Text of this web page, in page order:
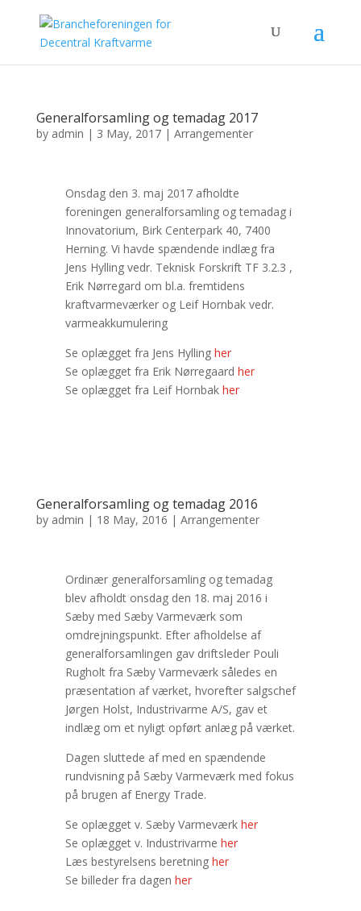
Generalforsamling og temadag 2017
by admin | 3 May, 2017| Arrangementer
Onsdag den 3. maj 2017 afholdte
foreningen generalforsamling og temadag i
Innovatorium, Birk Centerpark 40, 7400
Herning. Vi havde spændende indlæg fra
Jens Hylling vedr. Teknisk Forskrift TF 3.2.3 ,
Erik Nørregard om bl.a. fremtidens
kraftvarmeværker og Leif Hornbak vedr.
varmeakkumulering
Se oplægget fra Jens Hylling her
Se oplægget fra Erik Nørregaard her
Se oplægget fra Leif Hornbak her
Generalforsamling og temadag 2016
by admin | 18 May, 2016 | Arrangementer
Ordinær generalforsamling og temadag
blev afholdt onsdag den 18. maj 2016 i
Sæby med Sæby Varmeværk som
omdrejningspunkt. Efter afholdelse af
generalforsamlingen gav driftsleder Pouli
Rugholt fra Sæby Varmeværk således en
præsentation af værket, hvorefter salgschef
Jørgen Holst, Industrivarme A/S, gav et
indlæg om et nyligt opført anlæg på værket.
Dagen sluttede af med en spændende
rundvisning på Sæby Varmeværk med fokus
på brugen af Energy Trade.
Se oplægget v. Sæby Varmeværk her
Se oplægget v. Industrivarme her
Læs bestyrelsens beretning her
Se billeder fra dagen her